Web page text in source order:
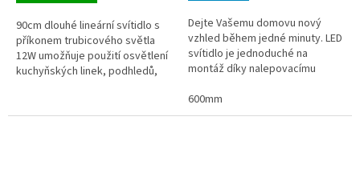
90cm dlouhé lineární svítidlo s
příkonem trubicového světla
12W umožňuje použití osvětlení
kuchyňských linek, podhledů,
Dejte Vašemu domovu nový
vzhled během jedné minuty. LED
svítidlo je jednoduché na
montáž díky nalepovacímu
jakéhokoliv prostoru ve Vaší
domácnosti. Možné...
600mm